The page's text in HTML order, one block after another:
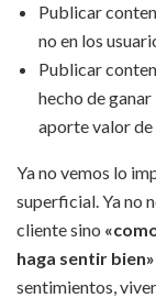
Publicar
no en los
Publicar
hecho de
aporte valor
Ya no vemos lo
superficial. Ya no
cliente sino
haga sentir bien»
sentimientos,